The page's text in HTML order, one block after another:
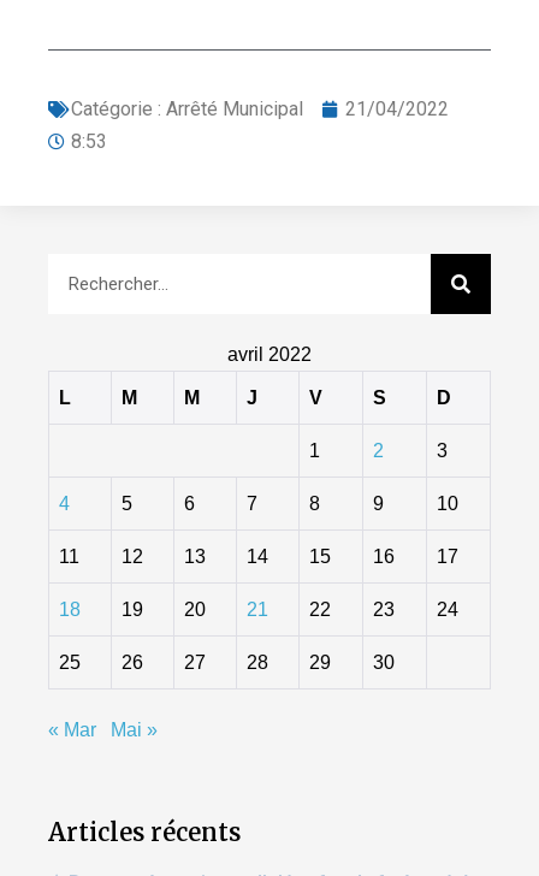
Catégorie : Arrêté Municipal
21/04/2022
8:53
avril 2022
L M M J V S D
1 2 3
4 5 6 7 8 9 10
11 12 13 14 15 16 17
18 19 20 21 22 23 24
25 26 27 28 29 30
« Mar Mai »
Articles récents